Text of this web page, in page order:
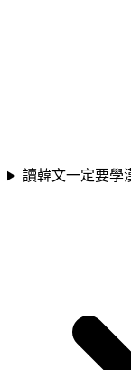
讀韓文一定要學